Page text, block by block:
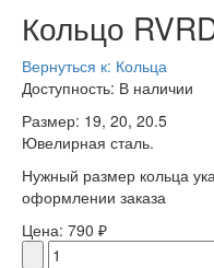
Кольцо
Вернуться к: Кольца
Доступность: В наличии
Размер: 19, 20, 20.5
Ювелирная сталь.
Нужный размер кольца
оформлении заказа
Цена: 790 ₽